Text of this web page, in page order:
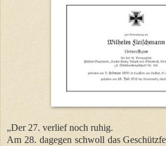
„Der 27. verlief noch ruhig.
Am 28. dagegen schwoll das